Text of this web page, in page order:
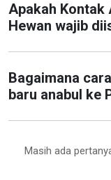
Apakah
Hewan wajib
Bagaimana
baru anabul ke
Masih ada